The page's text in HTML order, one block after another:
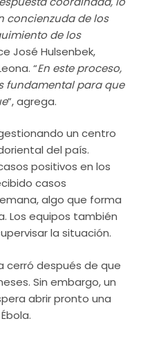
concienzuda de los
de los
José Hulsenbek,
“En este proceso,
fundamental para que
”, agrega.
un centro
del país.
positivos en los
casos
algo que forma
Los equipos también
la situación.
cerró después de que
Sin embargo, un
abrir pronto una